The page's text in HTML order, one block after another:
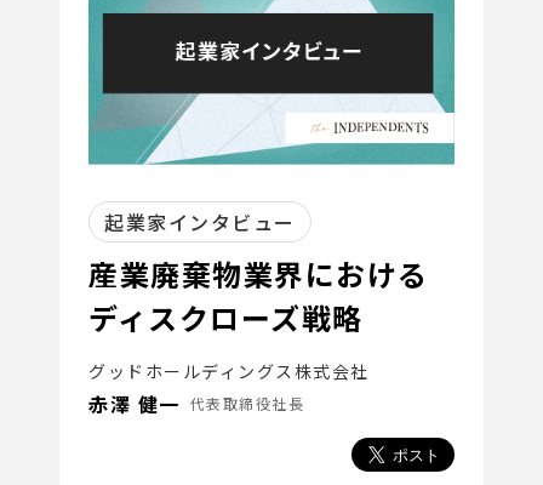
起業家インタビュー
産業廃棄物業界における
ディスクローズ戦略
グッドホールディングス株式会社
赤澤 健一 代表取締役社長